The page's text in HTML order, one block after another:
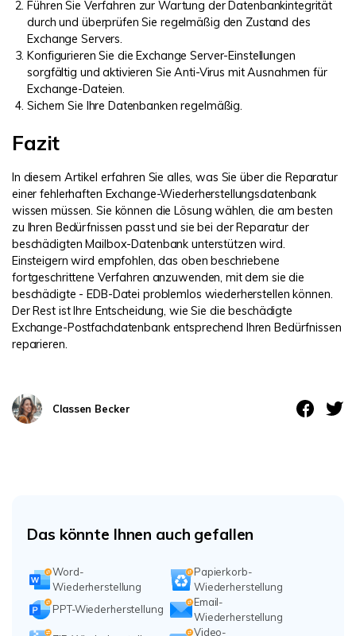
Führen Sie Verfahren zur Wartung der Datenbankintegrität
durch und überprüfen Sie regelmäßig den Zustand des
Exchange Servers.
Konfigurieren Sie die Exchange Server-Einstellungen
sorgfältig und aktivieren Sie Anti-Virus mit Ausnahmen für
Exchange-Dateien.
Sichern Sie Ihre Datenbanken regelmäßig.
Fazit
In diesem Artikel erfahren Sie alles, was Sie über die Reparatur
einer fehlerhaften Exchange-Wiederherstellungsdatenbank
wissen müssen. Sie können die Lösung wählen, die am besten
zu Ihren Bedürfnissen passt und sie bei der Reparatur der
beschädigten Mailbox-Datenbank unterstützen wird.
Einsteigern wird empfohlen, das oben beschriebene
fortgeschrittene Verfahren anzuwenden, mit dem sie die
beschädigte - EDB-Datei problemlos wiederherstellen können.
Der Rest ist Ihre Entscheidung, wie Sie die beschädigte
Exchange-Postfachdatenbank entsprechend Ihren Bedürfnissen
reparieren.
Classen Becker
Das könnte Ihnen auch gefallen
Word-
Wiederherstellung
Papierkorb-
Wiederherstellung
PPT-Wiederherstellung
Email-
Wiederherstellung
Video-